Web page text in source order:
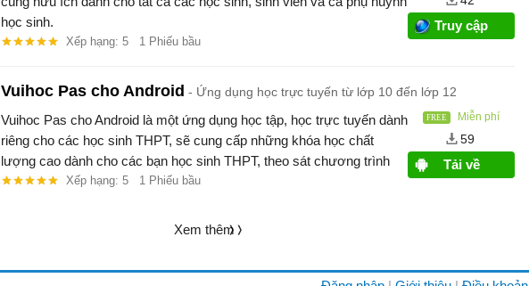
học sinh.
Xếp hạng: 5 1 Phiếu bầu
Truy cập
Vuihoc Pas cho Android Ứng dụng học trực tuyến từ lớp 10 đến lớp 12
Vuihoc Pas cho Android là một ứng dụng học tập, học trực tuyến dành
riêng cho các học sinh THPT, sẽ cung cấp những khóa học chất
lượng cao dành cho các bạn học sinh THPT, theo sát chương trình
giảng dạy của bộ giáo dục cũng như đem đến phương pháp học tập
Xếp hạng: 5 1 Phiếu bầu
Miễn phí
59
Tải về
Xem thêm